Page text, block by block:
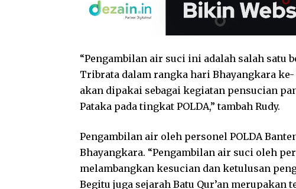
“Pengambilan air suci ini adalah salah
Tribrata dalam rangka hari Bhayangkara
akan dipakai sebagai kegiatan pensucian
Pataka pada tingkat POLDA,” tambah Rudy.
Pengambilan air oleh personel POLDA
Bhayangkara. “Pengambilan air suci oleh
melambangkan kesucian dan ketulusan
Begitu juga sejarah Batu Qur’an